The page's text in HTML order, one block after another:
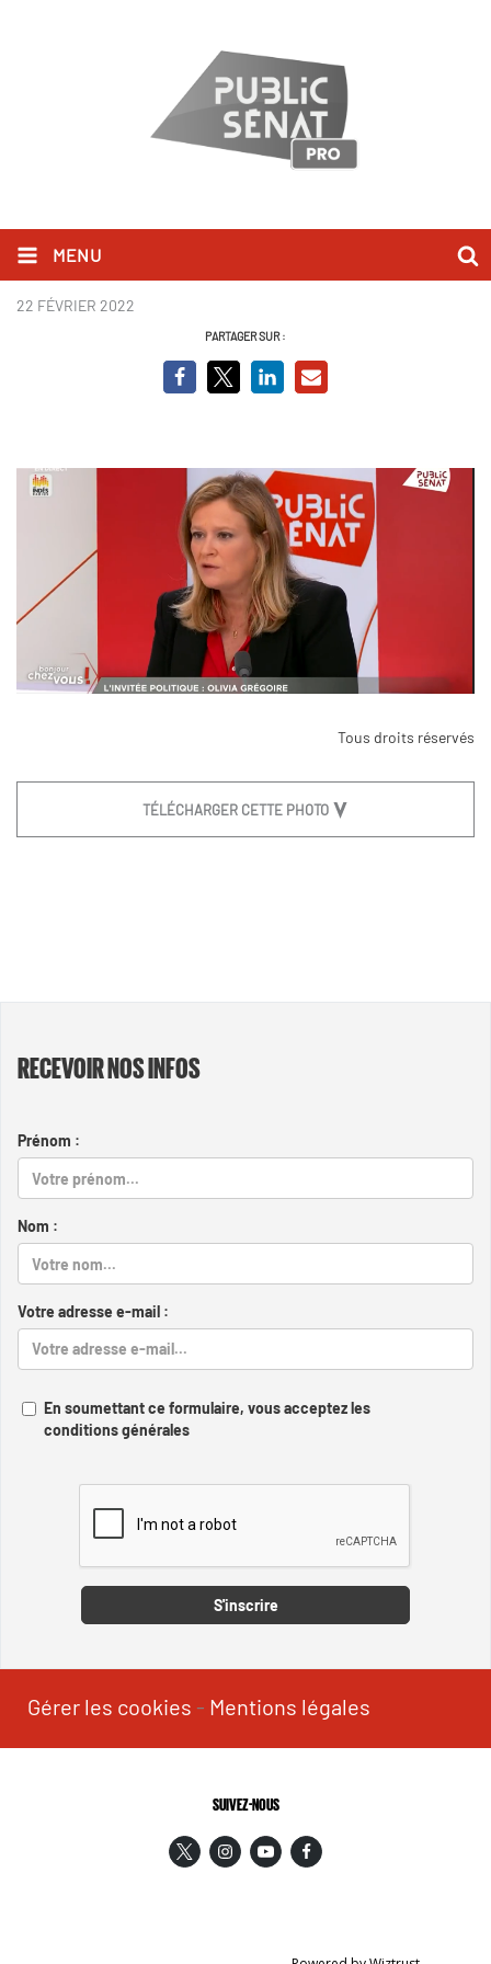
MENU
Olivia Grégoire BCVO.PNG
22 FÉVRIER 2022
PARTAGER SUR :
Tous droits réservés
TÉLÉCHARGER CETTE PHOTO
RECEVOIR NOS INFOS
Prénom :
Nom :
Votre adresse e-mail :
En soumettant ce formulaire, vous acceptez les
conditions générales
S'inscrire
Gérer les cookies - Mentions légales
SUIVEZ-NOUS